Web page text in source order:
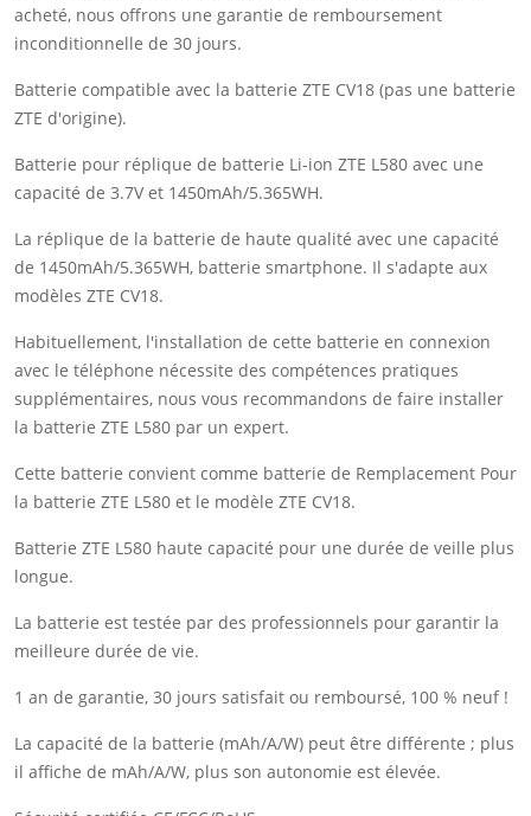
acheté, nous offrons une garantie de remboursement
inconditionnelle de 30 jours.
Batterie compatible avec la batterie ZTE CV18 (pas une batterie
ZTE d'origine).
Batterie pour réplique de batterie Li-ion ZTE L580 avec une
capacité de 3.7V et 1450mAh/5.365WH.
La réplique de la batterie de haute qualité avec une capacité
de 1450mAh/5.365WH, batterie smartphone. Il s'adapte aux
modèles ZTE CV18.
Habituellement, l'installation de cette batterie en connexion
avec le téléphone nécessite des compétences pratiques
supplémentaires, nous vous recommandons de faire installer
la batterie ZTE L580 par un expert.
Cette batterie convient comme batterie de Remplacement Pour
la batterie ZTE L580 et le modèle ZTE CV18.
Batterie ZTE L580 haute capacité pour une durée de veille plus
longue.
La batterie est testée par des professionnels pour garantir la
meilleure durée de vie.
1 an de garantie, 30 jours satisfait ou remboursé, 100 % neuf !
La capacité de la batterie (mAh/A/W) peut être différente ; plus
il affiche de mAh/A/W, plus son autonomie est élevée.